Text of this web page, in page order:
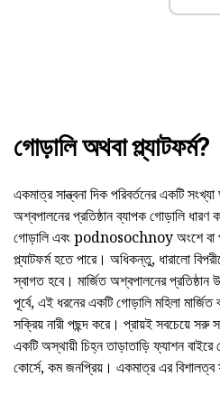
গোড়ালি অথবা প্ল্যাটফর্ম?
একমাত্র সান্ত্বনা দিক পরিবর্তনের একটি
অশ্বপালনের প্রতিষ্ঠান ব্যাপক গোড়ালি ধারণ
গোড়ালি এবং podnosochnoy অংশে বা
প্ল্যাটফর্ম হতে পারে। অধিকন্তু, ধারালো
স্বাগত হবে। মার্জিত অশ্বপালনের প্রতিষ্ঠান
পূর্বে, এই ধরনের একটি গোড়ালি মহিলা
সক্রিয় নারী পছন্দ করে। প্রায়ই সবচেয়ে সরু
একটি অস্থায়ী চিহ্ন তাড়াতাড়ি ফ্যাশন
কোর্সে, কম জনপ্রিয়। একমাত্র এর বিশালত্ব